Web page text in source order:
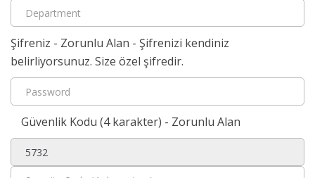
Şifreniz - Zorunlu Alan - Şifrenizi kendiniz
belirliyorsunuz. Size özel şifredir.
Güvenlik Kodu (4 karakter) - Zorunlu Alan